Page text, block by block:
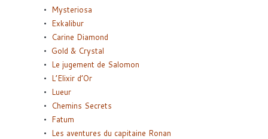
Mysteriosa
Exkalibur
Carine Diamond
Gold & Crystal
Le jugement de Salomon
L’Elixir d’Or
Lueur
Chemins Secrets
Fatum
Les aventures du capitaine Ronan